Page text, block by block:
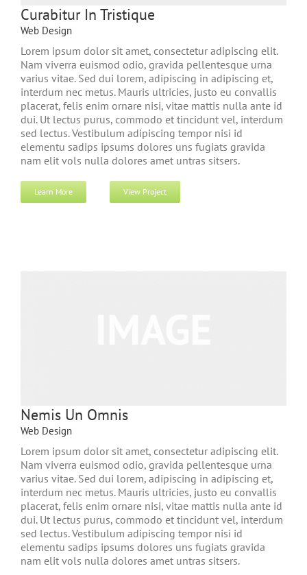
Curabitur In Tristique
Web Design
Lorem ipsum dolor sit amet, consectetur adipiscing elit.
Nam viverra euismod odio, gravida pellentesque urna
varius vitae. Sed dui lorem, adipiscing in adipiscing et,
interdum nec metus. Mauris ultricies, justo eu convallis
placerat, felis enim ornare nisi, vitae mattis nulla ante id
dui. Ut lectus purus, commodo et tincidunt vel, interdum
sed lectus. Vestibulum adipiscing tempor nisi id
elementu sadips ipsums dolores uns fugiats gravida
nam elit vols nulla dolores amet untras sitsers.
Learn More View Project
Nemis Un Omnis
Web Design
Lorem ipsum dolor sit amet, consectetur adipiscing elit.
Nam viverra euismod odio, gravida pellentesque urna
varius vitae. Sed dui lorem, adipiscing in adipiscing et,
interdum nec metus. Mauris ultricies, justo eu convallis
placerat, felis enim ornare nisi, vitae mattis nulla ante id
dui. Ut lectus purus, commodo et tincidunt vel, interdum
sed lectus. Vestibulum adipiscing tempor nisi id
elementu sadips ipsums dolores uns fugiats gravida
nam elit vols nulla dolores amet untras sitsers.